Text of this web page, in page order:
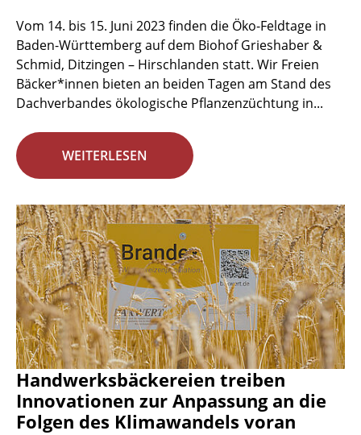
Vom 14. bis 15. Juni 2023 finden die Öko-Feldtage in
Baden-Württemberg auf dem Biohof Grieshaber &
Schmid, Ditzingen – Hirschlanden statt. Wir Freien
Bäcker*innen bieten an beiden Tagen am Stand des
Dachverbandes ökologische Pflanzenzüchtung in...
WEITERLESEN
Handwerksbäckereien treiben
Innovationen zur Anpassung an die
Folgen des Klimawandels voran